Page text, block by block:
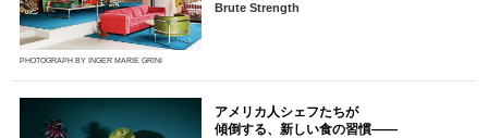
PHOTOGRAPH BY INGER MARIE GRINI
Brute Strength
アメリカ人シェフたちが
傾倒する、新しい食の習慣――